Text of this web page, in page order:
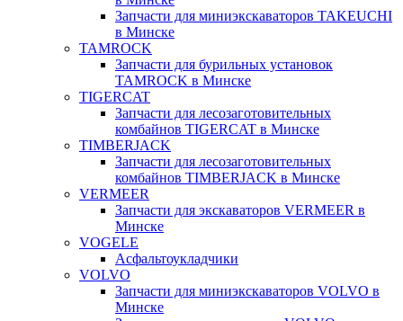
Запчасти для миниэкскаваторов TAKEUCHI
в Минске
TAMROCK
Запчасти для бурильных установок
TAMROCK в Минске
TIGERCAT
Запчасти для лесозаготовительных
комбайнов TIGERCAT в Минске
TIMBERJACK
Запчасти для лесозаготовительных
комбайнов TIMBERJACK в Минске
VERMEER
Запчасти для экскаваторов VERMEER в
Минске
VOGELE
Асфальтоукладчики
VOLVO
Запчасти для миниэкскаваторов VOLVO в
Минске